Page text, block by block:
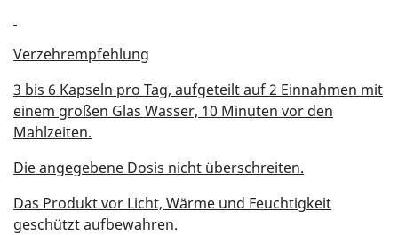
Verzehrempfehlung
3 bis 6 Kapseln pro Tag, aufgeteilt auf 2 Einnahmen mit
einem großen Glas Wasser, 10 Minuten vor den
Mahlzeiten.
Die angegebene Dosis nicht überschreiten.
Das Produkt vor Licht, Wärme und Feuchtigkeit
geschützt aufbewahren.